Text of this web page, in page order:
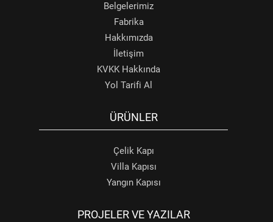
Belgelerimiz
Fabrika
Hakkımızda
İletişim
KVKK Hakkında
Yol Tarifi Al
ÜRÜNLER
Çelik Kapı
Villa Kapısı
Yangın Kapısı
PROJELER VE YAZILAR